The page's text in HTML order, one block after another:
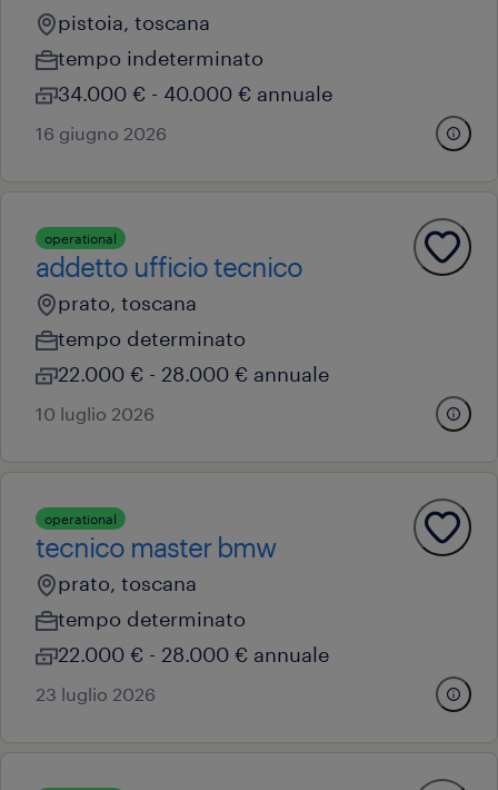
pistoia, toscana
tempo indeterminato
34.000 € - 40.000 € annuale
16 giugno 2026
operational
addetto ufficio tecnico
prato, toscana
tempo determinato
22.000 € - 28.000 € annuale
10 luglio 2026
operational
tecnico master bmw
prato, toscana
tempo determinato
22.000 € - 28.000 € annuale
23 luglio 2026